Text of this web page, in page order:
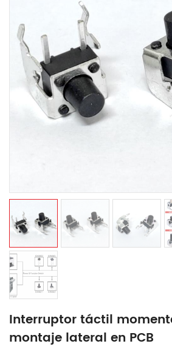
Interruptor táctil
montaje lateral en PCB